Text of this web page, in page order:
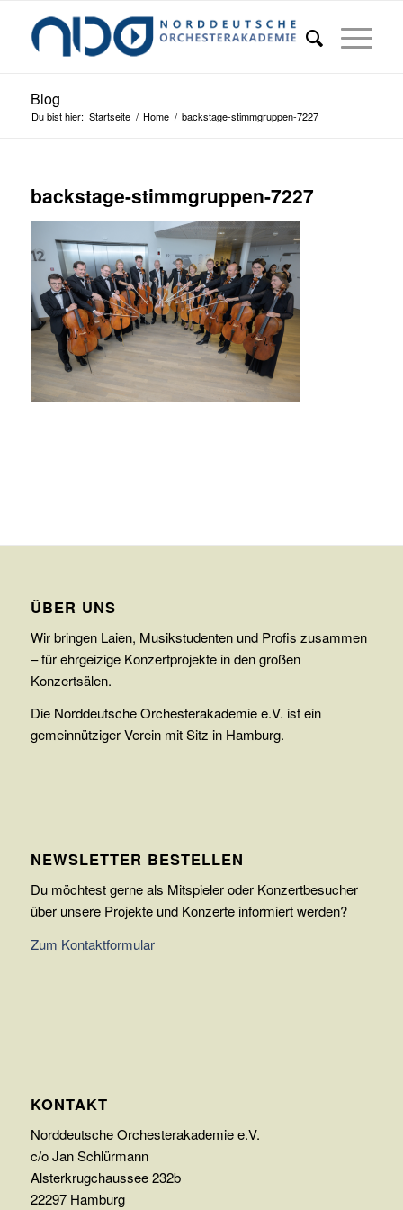
Blog
Du bist hier: Startseite / Home / backstage-stimmgruppen-7227
backstage-stimmgruppen-7227
ÜBER UNS
Wir bringen Laien, Musikstudenten und Profis zusammen
– für ehrgeizige Konzertprojekte in den großen
Konzertsälen.
Die Norddeutsche Orchesterakademie e.V. ist ein
gemeinnütziger Verein mit Sitz in Hamburg.
NEWSLETTER BESTELLEN
Du möchtest gerne als Mitspieler oder Konzertbesucher
über unsere Projekte und Konzerte informiert werden?
Zum Kontaktformular
KONTAKT
Norddeutsche Orchesterakademie e.V.
c/o Jan Schlürmann
Alsterkrugchaussee 232b
22297 Hamburg